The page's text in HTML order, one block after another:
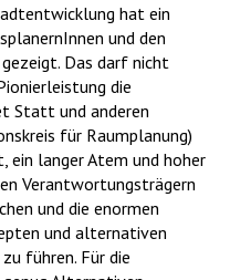
hat ein
und den
Das darf nicht
die
Statt und anderen
für Raumplanung)
ein langer Atem und hoher
Verantwortungsträgern
und die enormen
und alternativen
führen. Für die